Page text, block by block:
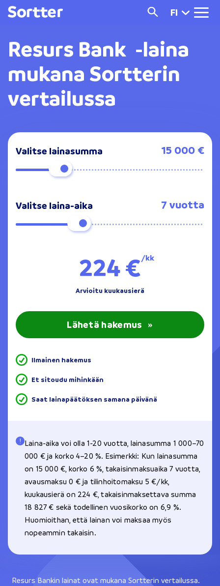
FI
Resurs Bank -laina
mukana Sortterin
vertailussa
Valitse lainasumma 15 000 €
Valitse laina-aika 7 vuotta
224 €/kk
Arvioitu kuukausierä
Lähetä hakemus »
Ilmainen hakemus
Et sitoudu mihinkään
Saat lainapäätöksen samana päivänä
Laina-aika voi olla 1-20 vuotta, lainasumma 1 000–70
000 € ja korko 4–20 %. Esimerkki: Kun lainasumma
on 15 000 €, korko 6 %, takaisinmaksuaika 7 vuotta,
avausmaksu 0 € ja tilinhoitomaksu 5 €/kk,
kuukausierä on 224 €, takaisinmaksettava summa
18 827 € sekä todellinen vuosikorko on 6,9 %.
Huomioithan, että lainan voi maksaa myös
nopeammin takaisin.
Resurs Bankin lainat ovat mukana Sortterin vertailussa.